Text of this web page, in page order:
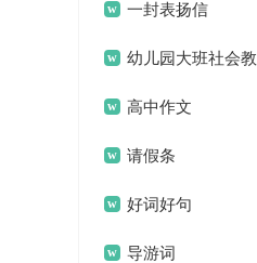
案(汇编15篇)
一封表扬信
幼儿园大班社会教
案集锦15篇
高中作文
请假条
好词好句
导游词